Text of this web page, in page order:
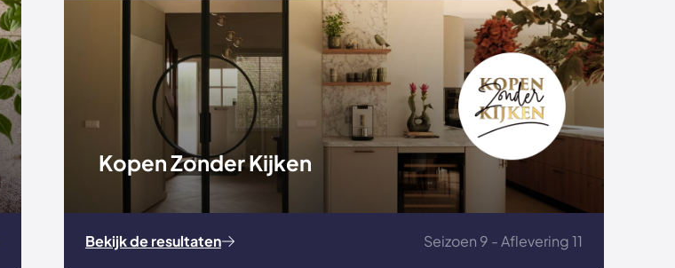
Kopen Zonder Kijken
Bekijk de resultaten Seizoen 9 - Aflevering 11